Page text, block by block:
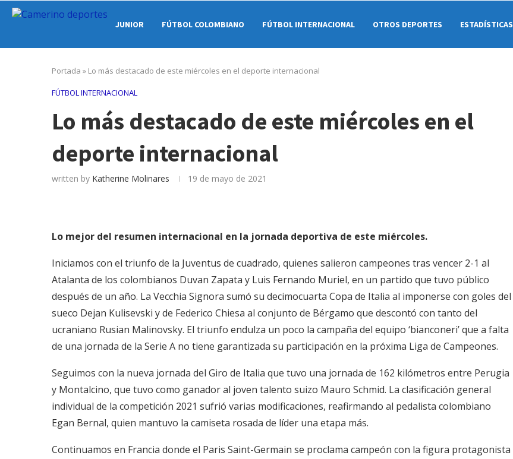
JUNIOR FÚTBOL COLOMBIANO FÚTBOL INTERNACIONAL OTROS DEPORTES ESTADÍSTICAS
Portada » Lo más destacado de este miércoles en el deporte internacional
FÚTBOL INTERNACIONAL
Lo más destacado de este miércoles en el
deporte internacional
written by Katherine Molinares 19 de mayo de 2021
Lo mejor del resumen internacional en la jornada deportiva de este miércoles.
Iniciamos con el triunfo de la Juventus de cuadrado, quienes salieron campeones tras vencer 2-1 al
Atalanta de los colombianos Duvan Zapata y Luis Fernando Muriel, en un partido que tuvo público
después de un año. La Vecchia Signora sumó su decimocuarta Copa de Italia al imponerse con goles del
sueco Dejan Kulisevski y de Federico Chiesa al conjunto de Bérgamo que descontó con tanto del
ucraniano Rusian Malinovsky. El triunfo endulza un poco la campaña del equipo ‘bianconeri’ que a falta
de una jornada de la Serie A no tiene garantizada su participación en la próxima Liga de Campeones.
Seguimos con la nueva jornada del Giro de Italia que tuvo una jornada de 162 kilómetros entre Perugia
y Montalcino, que tuvo como ganador al joven talento suizo Mauro Schmid. La clasificación general
individual de la competición 2021 sufrió varias modificaciones, reafirmando al pedalista colombiano
Egan Bernal, quien mantuvo la camiseta rosada de líder una etapa más.
Continuamos en Francia donde el Paris Saint-Germain se proclama campeón con la figura protagonista